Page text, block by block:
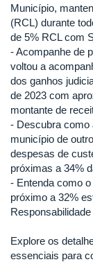
Município,
(RCL) durante
de 5% RCL com
- Acompanhe de
voltou a
dos ganhos
de 2023 com
montante de
- Descubra como
município de
despesas de
próximas a 34%
- Entenda como
próximo a 32%
Explore os
essenciais para